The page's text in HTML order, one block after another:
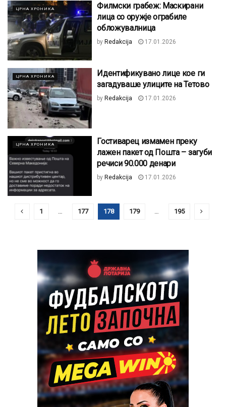
ЦРНА ХРОНИКА
Филмски грабеж: Маскирани
лица со оружје ограбиле
обложувалница
by Redakcija 17.01.2026
ЦРНА ХРОНИКА
Идентификувано лице кое ги
загадуваше улиците на Тетово
by Redakcija 17.01.2026
ЦРНА ХРОНИКА
Гостиварец измамен преку
лажен пакет од Пошта – загуби
речиси 90.000 денари
by Redakcija 17.01.2026
1 … 177 178 179 … 195